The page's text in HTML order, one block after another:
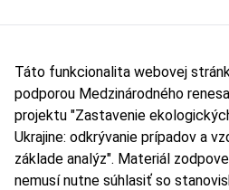
Táto funkcionalita webovej
podporou Medzinárodného
projektu "Zastavenie
Ukrajine: odkrývanie prípadov a
základe analýz". Materiál
nemusí nutne súhlasiť so